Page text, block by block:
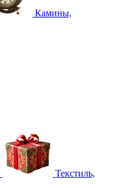
Камины,
Текстиль,